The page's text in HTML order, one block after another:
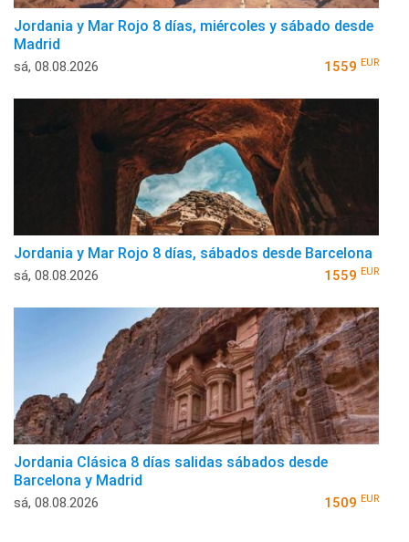
Jordania y Mar Rojo 8 días, miércoles y sábado desde
Madrid
sá, 08.08.2026 1559 EUR
Jordania y Mar Rojo 8 días, sábados desde Barcelona
sá, 08.08.2026 1559 EUR
Jordania Clásica 8 días salidas sábados desde
Barcelona y Madrid
sá, 08.08.2026 1509 EUR